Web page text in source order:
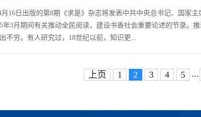
16日出版的第8期《求是》杂志将发表中共中央总书记、国家
年3月期间有关推动全民阅读，建设书香社会重要论述的节录
不穷。有人研究过，18世纪以前，知识更...
上页 1 2 3 4 5 ...